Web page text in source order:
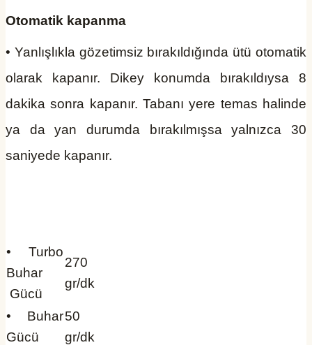
Otomatik kapanma
• Yanlışlıkla gözetimsiz bırakıldığında ütü otomatik
olarak kapanır. Dikey konumda bırakıldıysa 8
dakika sonra kapanır. Tabanı yere temas halinde
ya da yan durumda bırakılmışsa yalnızca 30
saniyede kapanır.
• Turbo
Buhar
Gücü
270
gr/dk
• Buhar
Gücü
50
gr/dk